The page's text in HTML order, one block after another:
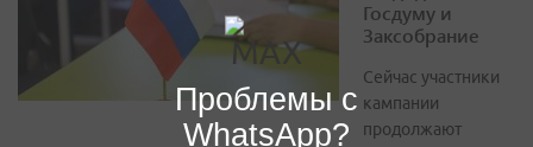
Госдуму и
Заксобрание
Сейчас участники
кампании
продолжают
Проблемы с
WhatsApp?